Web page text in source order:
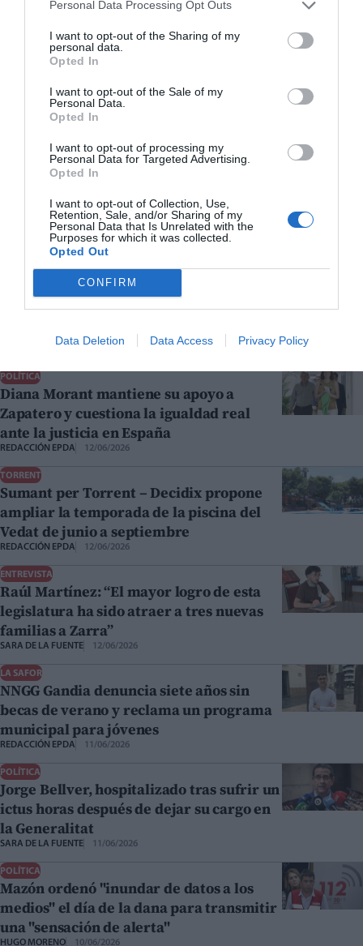
Personal Data Processing Opt Outs
I want to opt-out of the Sharing of my
personal data.
Opted In
I want to opt-out of the Sale of my
Personal Data.
Opted In
I want to opt-out of processing my
Personal Data for Targeted Advertising.
Opted In
I want to opt-out of Collection, Use,
Retention, Sale, and/or Sharing of my
Personal Data that Is Unrelated with the
Purposes for which it was collected.
Opted Out
CONFIRM
Data Deletion Data Access Privacy Policy
del PP de Orihuela por fraccionar
contratos
JUDIT JULIAN MEDINA 14/06/2026
Una adjudicación anulada y 2,2 millones
de coste público: Antifraude reabre el
PERE VALENCIANO 14/06/2026
ELECCIONES 2027
El térmometro electoral de l’Horta Sud
coge color a un año de las municipales
JORGE ZALDIVAR 14/06/2026
Eva Sanz: "Diseñar un pueblo con suelos
permeables, más vegetación, más zonas
peatonales y menos vehículos es un reto
ilusionante"
POLÍTICA
Diana Morant mantiene su apoyo a
Zapatero y cuestiona la igualdad real
ante la justicia en España
REDACCIÓN EPDA 12/06/2026
TORRENT
Sumant per Torrent – Decidix propone
ampliar la temporada de la piscina del
Vedat de junio a septiembre
REDACCIÓN EPDA 12/06/2026
ENTREVISTA
Raúl Martínez: “El mayor logro de esta
legislatura ha sido atraer a tres nuevas
familias a Zarra”
SARA DE LA FUENTE 12/06/2026
LA SAFOR
NNGG Gandia denuncia siete años sin
becas de verano y reclama un programa
municipal para jóvenes
REDACCIÓN EPDA 11/06/2026
POLÍTICA
Jorge Bellver, hospitalizado tras sufrir un
ictus horas después de dejar su cargo en
la Generalitat
SARA DE LA FUENTE 11/06/2026
POLÍTICA
Mazón ordenó "inundar de datos a los
medios" el día de la dana para transmitir
una "sensación de alerta"
HUGO MORENO 10/06/2026